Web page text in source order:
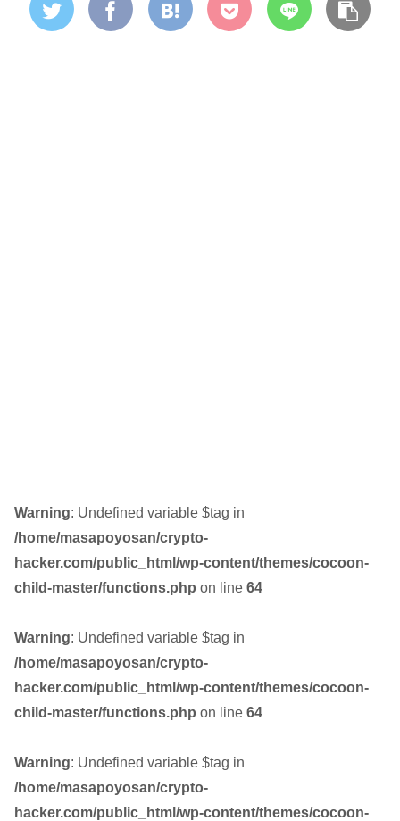
Warning: Undefined variable $tag in
/home/masapoyosan/crypto-
hacker.com/public_html/wp-content/themes/cocoon-
child-master/functions.php on line 64
Warning: Undefined variable $tag in
/home/masapoyosan/crypto-
hacker.com/public_html/wp-content/themes/cocoon-
child-master/functions.php on line 64
Warning: Undefined variable $tag in
/home/masapoyosan/crypto-
hacker.com/public_html/wp-content/themes/cocoon-